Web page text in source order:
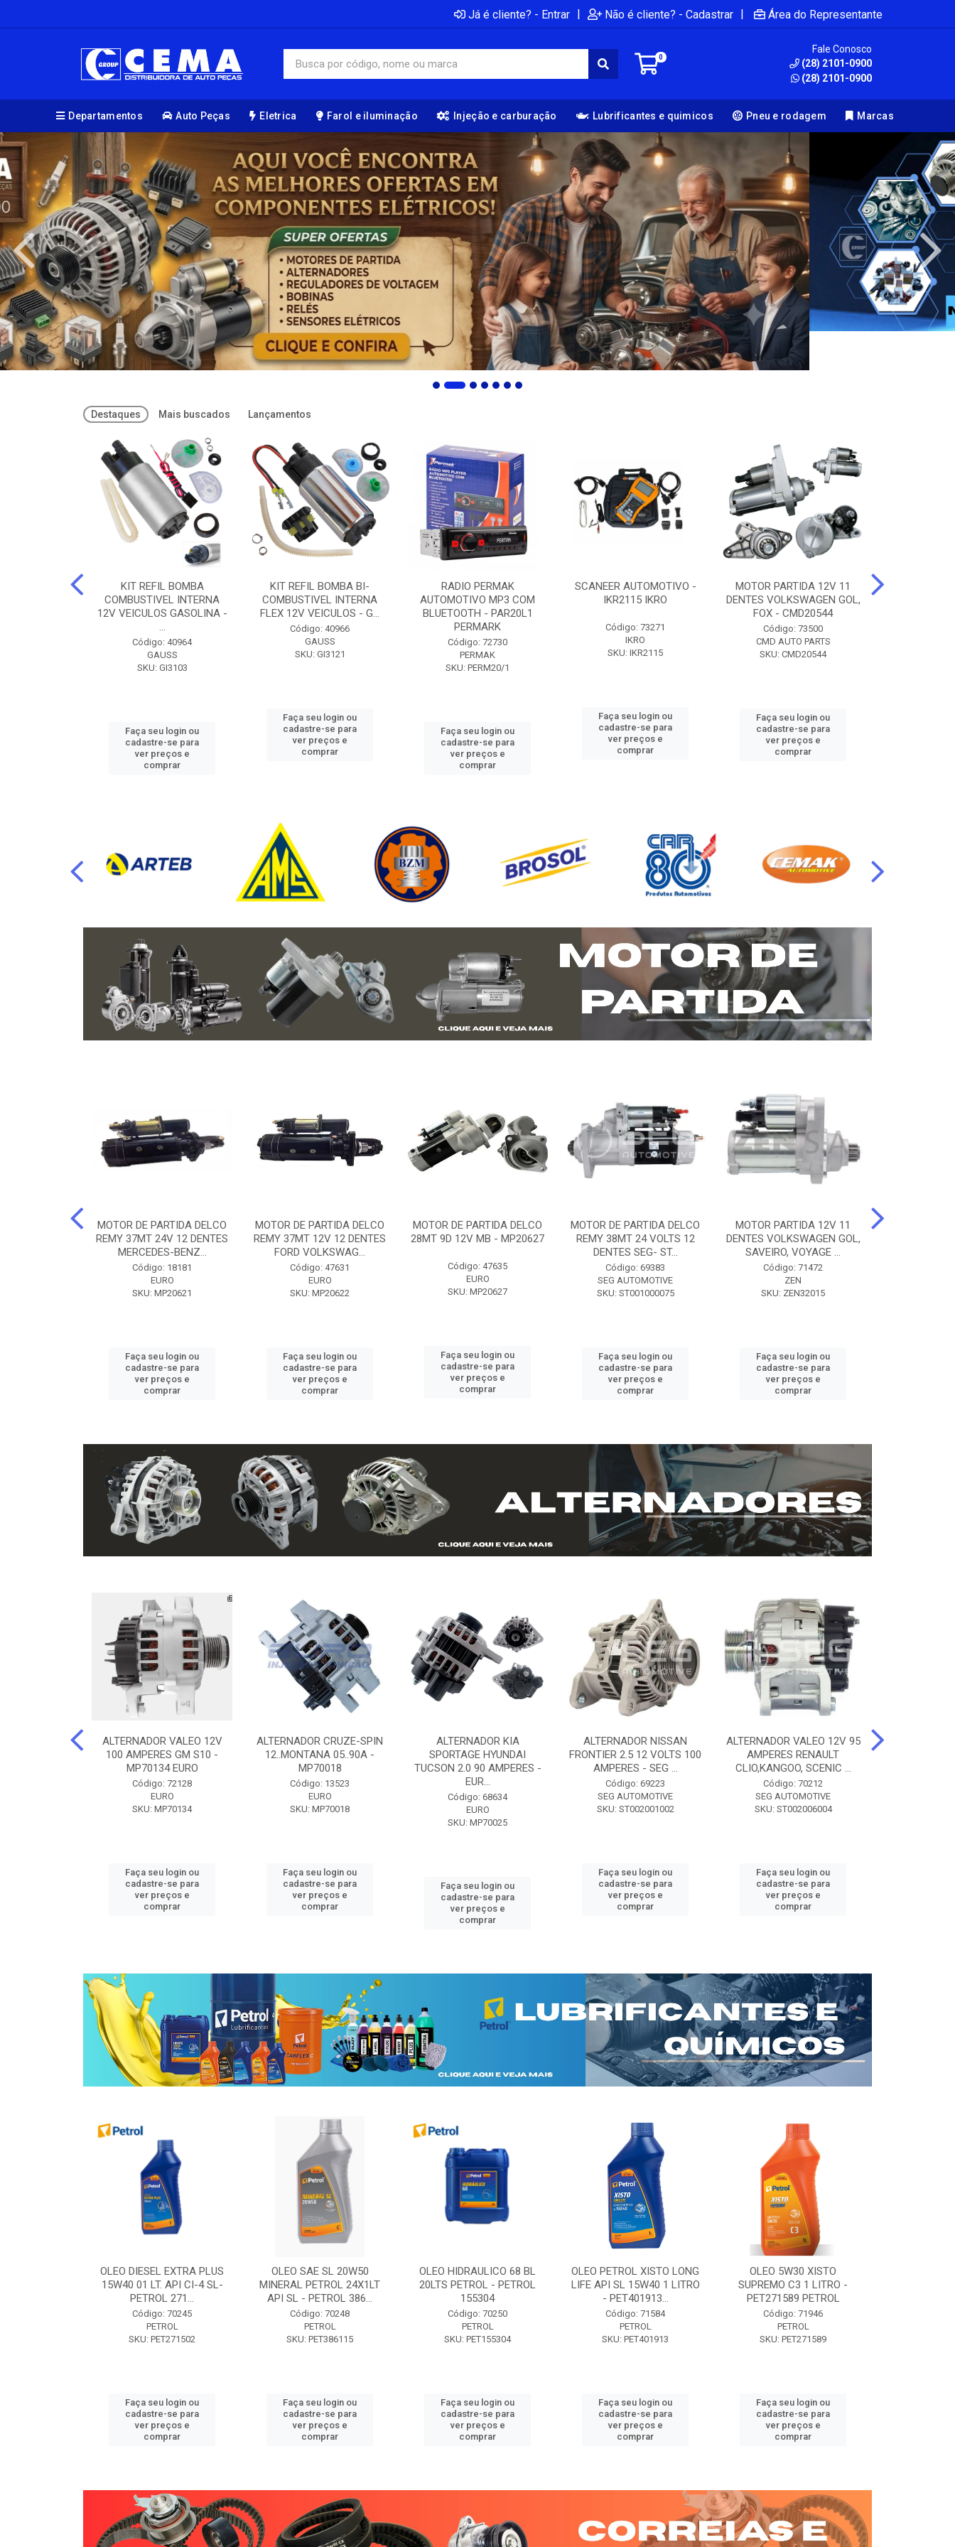
Já é cliente? - Entrar | Não é cliente? - Cadastrar | Área do Representante
0
Fale Conosco
(28) 2101-0900
(28) 2101-0900
Departamentos Auto Peças Eletrica Farol e iluminação Injeção e carburação Lubrificantes e quimicos Pneu e rodagem Marcas
Destaques Mais buscados Lançamentos
KIT REFIL BOMBA
COMBUSTIVEL INTERNA
12V VEICULOS GASOLINA -
...
Código: 40964
GAUSS
SKU: GI3103
Faça seu login ou
cadastre-se para
ver preços e
comprar
KIT REFIL BOMBA BI-
COMBUSTIVEL INTERNA
FLEX 12V VEICULOS - G...
Código: 40966
GAUSS
SKU: GI3121
Faça seu login ou
cadastre-se para
ver preços e
comprar
RADIO PERMAK
AUTOMOTIVO MP3 COM
BLUETOOTH - PAR20L1
PERMARK
Código: 72730
PERMAK
SKU: PERM20/1
Faça seu login ou
cadastre-se para
ver preços e
comprar
SCANEER AUTOMOTIVO -
IKR2115 IKRO
Código: 73271
IKRO
SKU: IKR2115
Faça seu login ou
cadastre-se para
ver preços e
comprar
MOTOR PARTIDA 12V 11
DENTES VOLKSWAGEN GOL,
FOX - CMD20544
Código: 73500
CMD AUTO PARTS
SKU: CMD20544
Faça seu login ou
cadastre-se para
ver preços e
comprar
MOTOR DE PARTIDA DELCO
REMY 37MT 24V 12 DENTES
MERCEDES-BENZ...
Código: 18181
EURO
SKU: MP20621
Faça seu login ou
cadastre-se para
ver preços e
comprar
MOTOR DE PARTIDA DELCO
REMY 37MT 12V 12 DENTES
FORD VOLKSWAG...
Código: 47631
EURO
SKU: MP20622
Faça seu login ou
cadastre-se para
ver preços e
comprar
MOTOR DE PARTIDA DELCO
28MT 9D 12V MB - MP20627
Código: 47635
EURO
SKU: MP20627
Faça seu login ou
cadastre-se para
ver preços e
comprar
MOTOR DE PARTIDA DELCO
REMY 38MT 24 VOLTS 12
DENTES SEG- ST...
Código: 69383
SEG AUTOMOTIVE
SKU: ST001000075
Faça seu login ou
cadastre-se para
ver preços e
comprar
MOTOR PARTIDA 12V 11
DENTES VOLKSWAGEN GOL,
SAVEIRO, VOYAGE ...
Código: 71472
ZEN
SKU: ZEN32015
Faça seu login ou
cadastre-se para
ver preços e
comprar
ALTERNADOR VALEO 12V
100 AMPERES GM S10 -
MP70134 EURO
Código: 72128
EURO
SKU: MP70134
Faça seu login ou
cadastre-se para
ver preços e
comprar
ALTERNADOR CRUZE-SPIN
12..MONTANA 05..90A -
MP70018
Código: 13523
EURO
SKU: MP70018
Faça seu login ou
cadastre-se para
ver preços e
comprar
ALTERNADOR KIA
SPORTAGE HYUNDAI
TUCSON 2.0 90 AMPERES -
EUR...
Código: 68634
EURO
SKU: MP70025
Faça seu login ou
cadastre-se para
ver preços e
comprar
ALTERNADOR NISSAN
FRONTIER 2.5 12 VOLTS 100
AMPERES - SEG ...
Código: 69223
SEG AUTOMOTIVE
SKU: ST002001002
Faça seu login ou
cadastre-se para
ver preços e
comprar
ALTERNADOR VALEO 12V 95
AMPERES RENAULT
CLIO,KANGOO, SCENIC ...
Código: 70212
SEG AUTOMOTIVE
SKU: ST002006004
Faça seu login ou
cadastre-se para
ver preços e
comprar
OLEO DIESEL EXTRA PLUS
15W40 01 LT. API CI-4 SL-
PETROL 271...
Código: 70245
PETROL
SKU: PET271502
Faça seu login ou
cadastre-se para
ver preços e
comprar
OLEO SAE SL 20W50
MINERAL PETROL 24X1LT
API SL - PETROL 386...
Código: 70248
PETROL
SKU: PET386115
Faça seu login ou
cadastre-se para
ver preços e
comprar
OLEO HIDRAULICO 68 BL
20LTS PETROL - PETROL
155304
Código: 70250
PETROL
SKU: PET155304
Faça seu login ou
cadastre-se para
ver preços e
comprar
OLEO PETROL XISTO LONG
LIFE API SL 15W40 1 LITRO
- PET401913...
Código: 71584
PETROL
SKU: PET401913
Faça seu login ou
cadastre-se para
ver preços e
comprar
OLEO 5W30 XISTO
SUPREMO C3 1 LITRO -
PET271589 PETROL
Código: 71946
PETROL
SKU: PET271589
Faça seu login ou
cadastre-se para
ver preços e
comprar